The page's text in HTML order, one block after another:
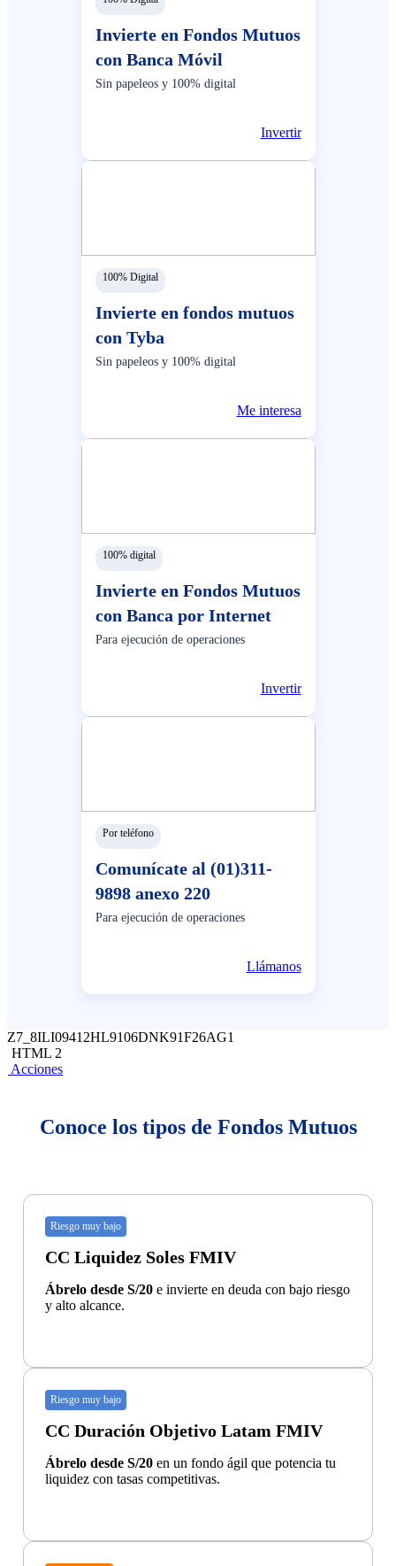
Invierte en Fondos Mutuos
con Banca Móvil
Sin papeleos y 100% digital
Invertir
100% Digital
Invierte en fondos mutuos
con Tyba
Sin papeleos y 100% digital
Me interesa
100% digital
Invierte en Fondos Mutuos
con Banca por Internet
Para ejecución de operaciones
Invertir
Por teléfono
Comunícate al (01)311-
9898 anexo 220
Para ejecución de operaciones
Llámanos
Z7_8ILI09412HL9106DNK91F26AG1
HTML 2
Acciones
Conoce los tipos de Fondos Mutuos
Riesgo muy bajo
CC Liquidez Soles FMIV
Ábrelo desde S/20 e invierte en deuda con bajo riesgo
y alto alcance.
Riesgo muy bajo
CC Duración Objetivo Latam FMIV
Ábrelo desde S/20 en un fondo ágil que potencia tu
liquidez con tasas competitivas.